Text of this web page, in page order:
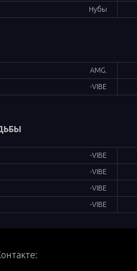
Нубы
AMG.
-VIBE
-VIBE
-VIBE
-VIBE
-VIBE